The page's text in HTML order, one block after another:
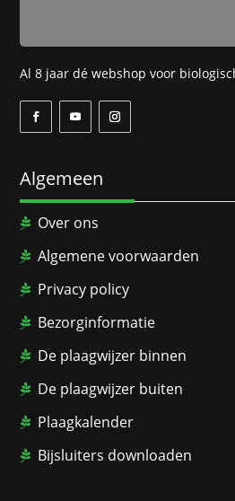
Al 8 jaar dé webshop voor
Algemeen
Over ons
Algemene voorwaarden
Privacy policy
Bezorginformatie
De plaagwijzer binnen
De plaagwijzer buiten
Plaagkalender
Bijsluiters downloaden